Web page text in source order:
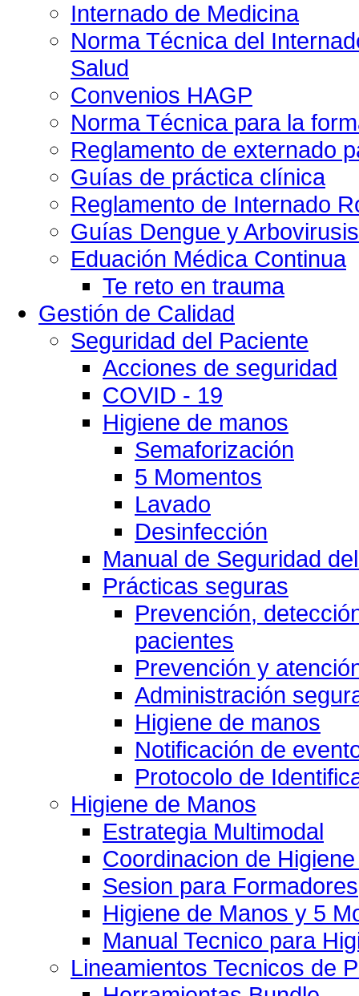
Internado de Medicina
Norma Técnica del
Salud
Convenios HAGP
Norma Técnica para la
Reglamento de externado
Guías de práctica clínica
Reglamento de Internado
Guías Dengue y
Eduación Médica Continua
Te reto en trauma
Gestión de Calidad
Seguridad del Paciente
Acciones de seguridad
COVID - 19
Higiene de manos
Semaforización
5 Momentos
Lavado
Desinfección
Manual de Seguridad
Prácticas seguras
Prevención,
pacientes
Prevención y
Administración
Higiene de manos
Notificación de
Protocolo de
Higiene de Manos
Estrategia Multimodal
Coordinacion de
Sesion para
Higiene de Manos y 5
Manual Tecnico para
Lineamientos Tecnicos de